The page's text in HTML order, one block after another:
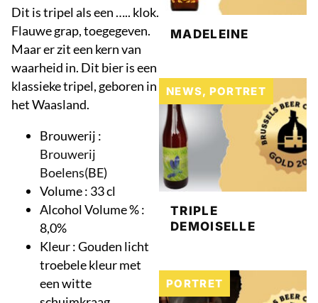
Dit is tripel als een ….. klok.
Flauwe grap, toegegeven.
Maar er zit een kern van
waarheid in. Dit bier is een
klassieke tripel, geboren in
het Waasland.
Brouwerij :
Brouwerij
Boelens(BE)
Volume : 33 cl
Alcohol Volume % :
8,0%
Kleur : Gouden licht
troebele kleur met
een witte
MADELEINE
NEWS, PORTRET
TRIPLE
DEMOISELLE
PORTRET